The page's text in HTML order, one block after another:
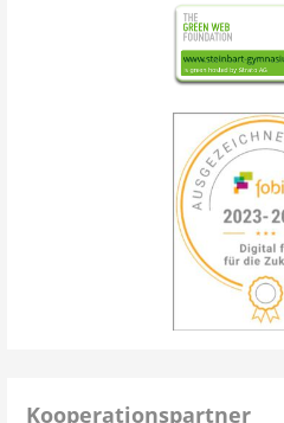
Kooperationspartner